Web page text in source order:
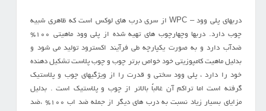
دربهای پلی وود – WPC از سری درب های لوکس است که ظاهری شبیه
چوب دارد. دربها وچهارچوب های تهیه شده از پلی وود ماهیتی 100%
ضدآب دارد و به صورت یکپارچه طی فرآیند اکسترود تولید می شود و
بدلیل ماهیت کامپوزیتی خود خواص برتر چوب و چوب پلاست تشکیل دهنده
خود را دارد ، پلی وود سختي و قدرت را از ويژگيهاي چوب و پلاستيك
گرفته است اما تراكم آن غالباً بالاتر از چوب و پلاستیک است . بدلیل
مزایای بسیار زیاد نسبت به درب های دیگر از جمله ضد اب ۱۰۰% ،ضد